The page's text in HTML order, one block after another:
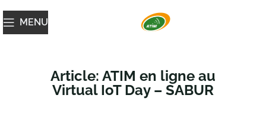
MENU
Article: ATIM en ligne au
Virtual IoT Day – SABUR